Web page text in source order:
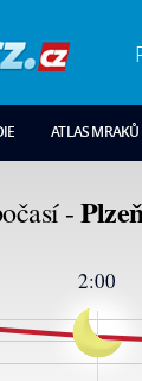
ATLAS MRAKŮ
-
2:00